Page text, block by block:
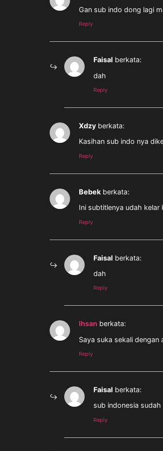
Gan sub indo dong lagi
Reply
Faisal berkata:
dah
Reply
Xdzy berkata:
Kasihan sub indo nya
Reply
Bebek berkata:
Ini subtitlenya udah kelar
Reply
Faisal berkata:
dah
Reply
Ihsan berkata:
Saya suka sekali
Reply
Faisal berkata:
sub indonesia sudah
Reply